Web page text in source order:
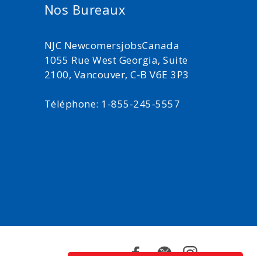
Nos Bureaux
NJC NewcomersjobsCanada
1055 Rue West Georgia, Suite
2100, Vancouver, C-B V6E 3P3
Téléphone: 1-855-245-5557
Facebook
TwitterInstagram